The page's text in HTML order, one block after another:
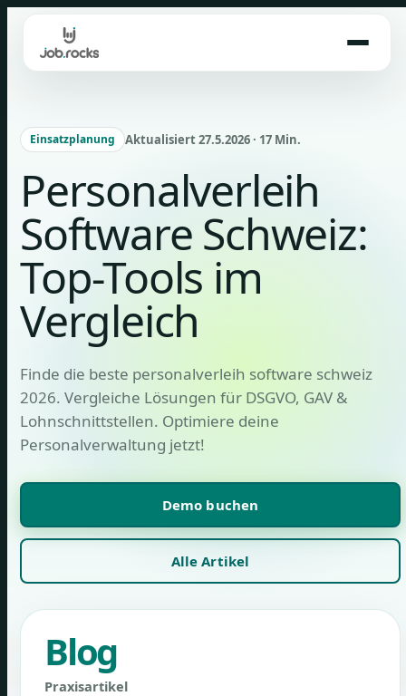
content
Einsatzplanung Aktualisiert 27.5.2026 · 17 Min.
Personalverleih
Software Schweiz:
Top-Tools im
Vergleich
Finde die beste personalverleih software schweiz
2026. Vergleiche Lösungen für DSGVO, GAV &
Lohnschnittstellen. Optimiere deine
Personalverwaltung jetzt!
Demo buchen
Alle Artikel
Blog
Praxisartikel